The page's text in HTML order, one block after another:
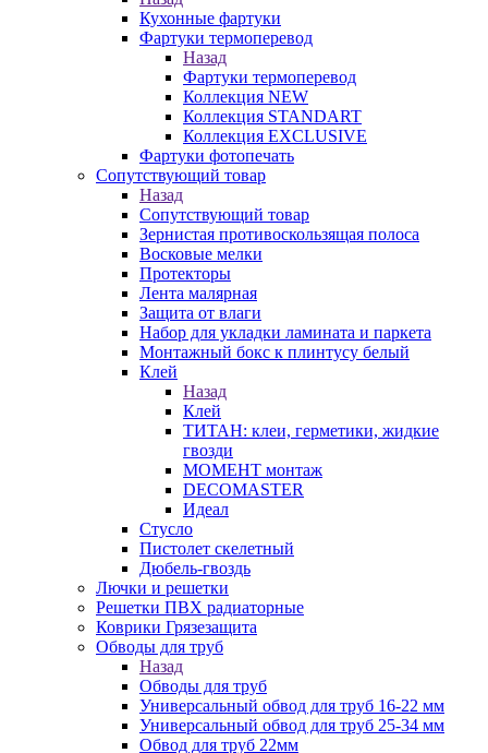
Кухонные фартуки
Фартуки термоперевод
Назад
Фартуки термоперевод
Коллекция NEW
Коллекция STANDART
Коллекция EXCLUSIVE
Фартуки фотопечать
Сопутствующий товар
Назад
Сопутствующий товар
Зернистая противоскользящая полоса
Восковые мелки
Протекторы
Лента малярная
Защита от влаги
Набор для укладки ламината и паркета
Монтажный бокс к плинтусу белый
Клей
Назад
Клей
ТИТАН: клеи, герметики, жидкие
гвозди
МОМЕНТ монтаж
DECOMASTER
Идеал
Стусло
Пистолет скелетный
Дюбель-гвоздь
Лючки и решетки
Решетки ПВХ радиаторные
Коврики Грязезащита
Обводы для труб
Назад
Обводы для труб
Универсальный обвод для труб 16-22 мм
Универсальный обвод для труб 25-34 мм
Обвод для труб 22мм